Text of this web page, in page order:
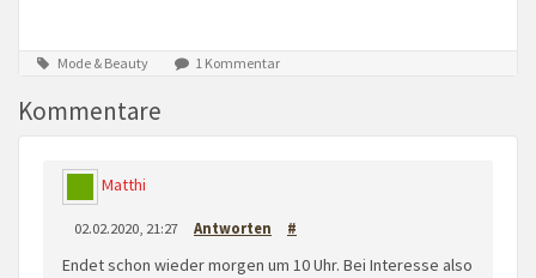
Mode & Beauty 1 Kommentar
Kommentare
Matthi
02.02.2020, 21:27 Antworten #
Endet schon wieder morgen um 10 Uhr. Bei Interesse also